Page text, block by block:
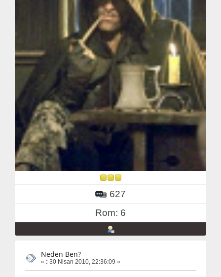
627
Rom: 6
Neden Ben?
« : 30 Nisan 2010, 22:36:09 »